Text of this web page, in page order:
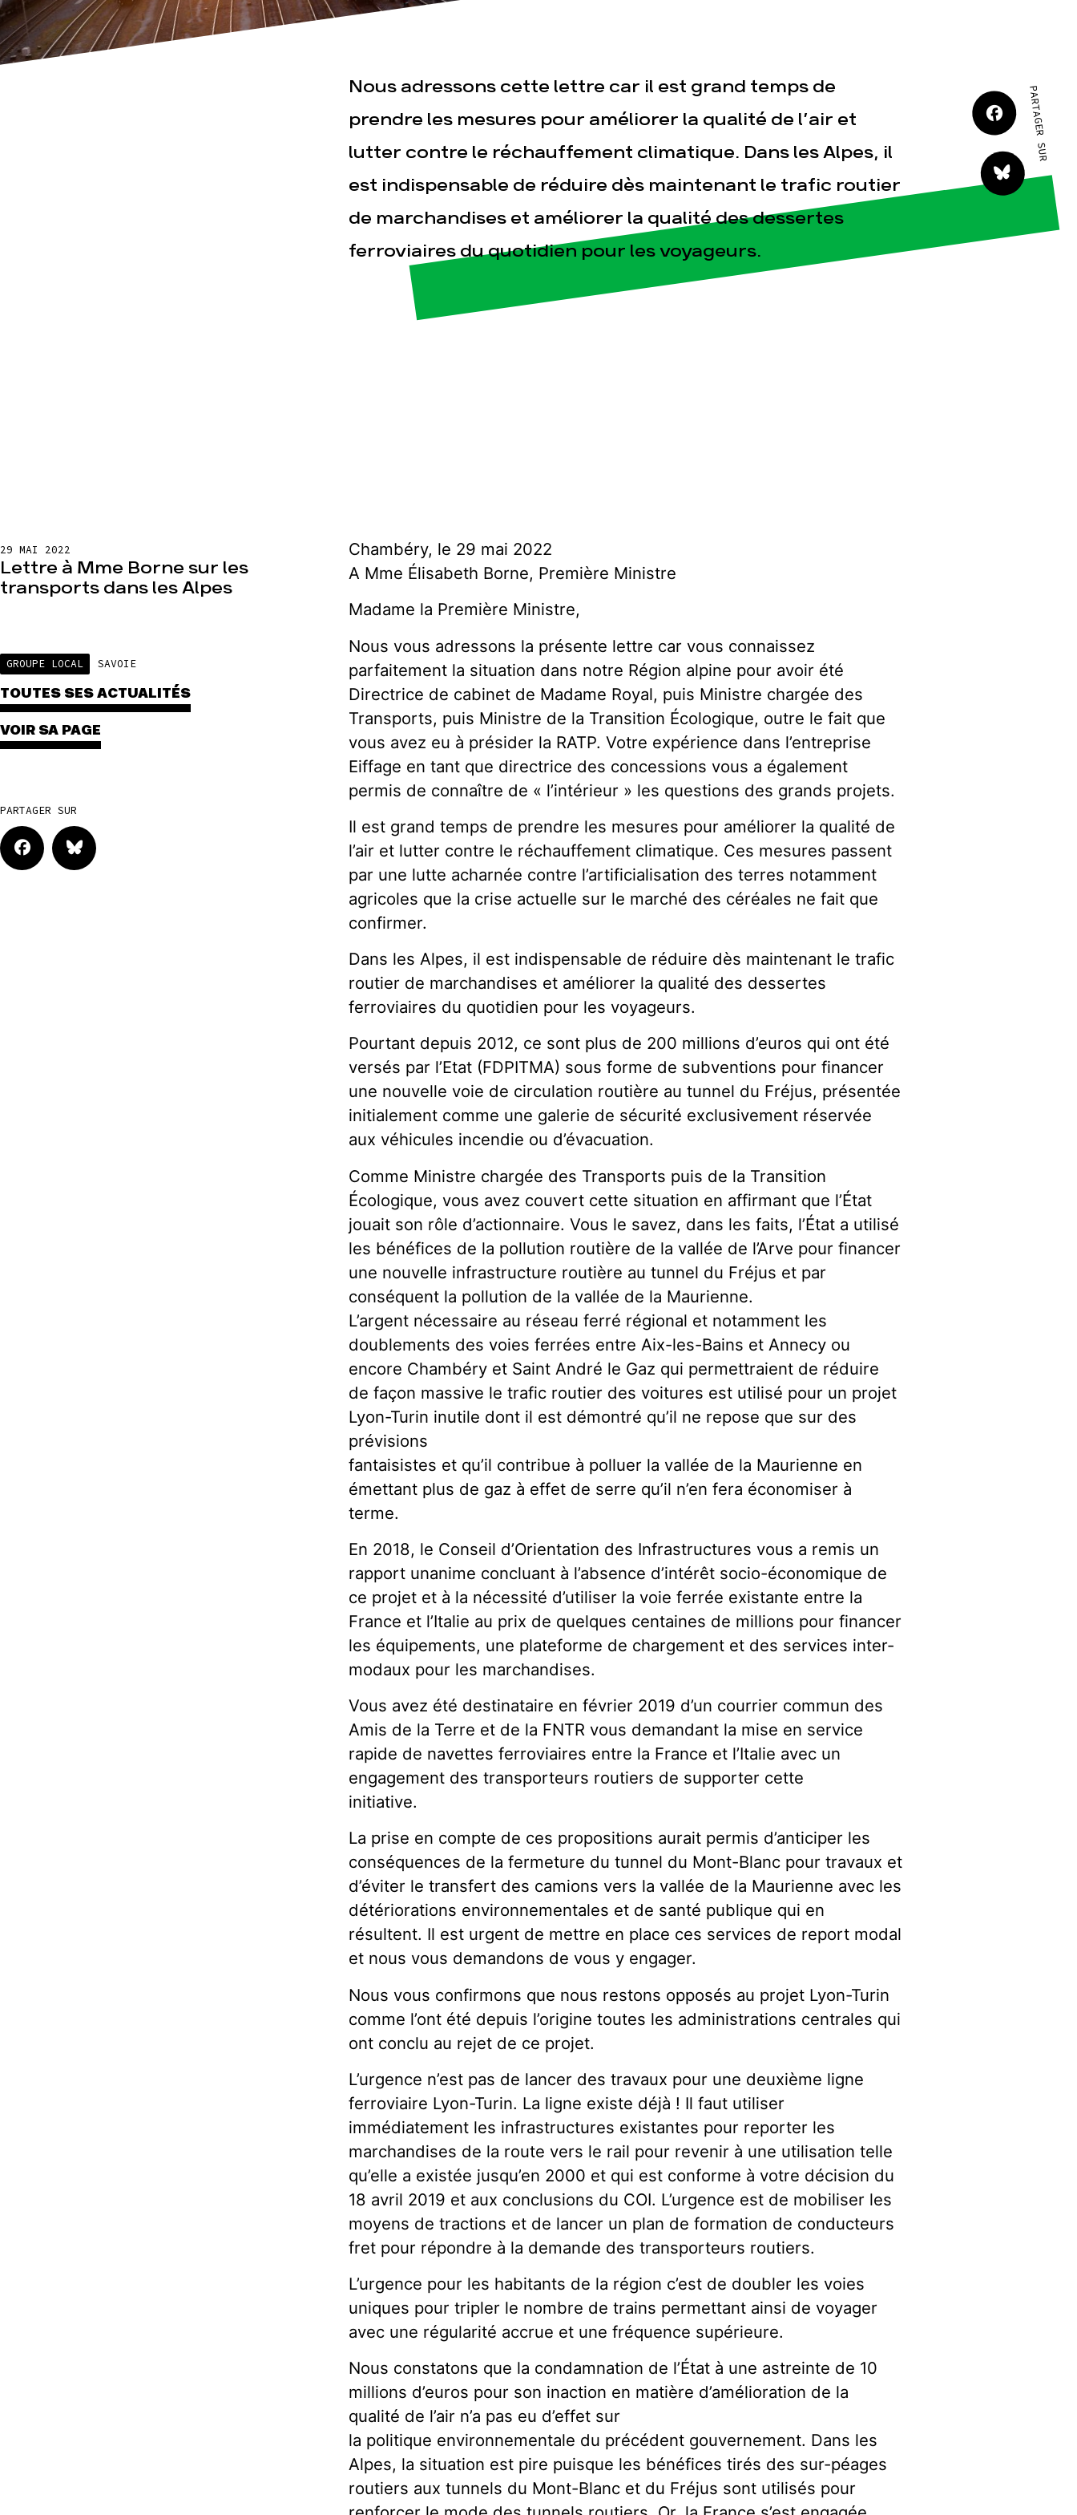
Espace presse Publications Contact
Nous adressons cette lettre car il est grand temps de
prendre les mesures pour améliorer la qualité de l’air et
lutter contre le réchauffement climatique. Dans les Alpes, il
est indispensable de réduire dès maintenant le trafic routier
de marchandises et améliorer la qualité des dessertes
ferroviaires du quotidien pour les voyageurs.
PARTAGER SUR
29 MAI 2022
Lettre à Mme Borne sur les
transports dans les Alpes
GROUPE LOCAL SAVOIE
TOUTES SES ACTUALITÉS
VOIR SA PAGE
PARTAGER SUR
Chambéry, le 29 mai 2022
A Mme Élisabeth Borne, Première Ministre
Madame la Première Ministre,
Nous vous adressons la présente lettre car vous connaissez
parfaitement la situation dans notre Région alpine pour avoir été
Directrice de cabinet de Madame Royal, puis Ministre chargée des
Transports, puis Ministre de la Transition Écologique, outre le fait que
vous avez eu à présider la RATP. Votre expérience dans l’entreprise
Eiffage en tant que directrice des concessions vous a également
permis de connaître de « l’intérieur » les questions des grands projets.
Il est grand temps de prendre les mesures pour améliorer la qualité de
l’air et lutter contre le réchauffement climatique. Ces mesures passent
par une lutte acharnée contre l’artificialisation des terres notamment
agricoles que la crise actuelle sur le marché des céréales ne fait que
confirmer.
Dans les Alpes, il est indispensable de réduire dès maintenant le trafic
routier de marchandises et améliorer la qualité des dessertes
ferroviaires du quotidien pour les voyageurs.
Pourtant depuis 2012, ce sont plus de 200 millions d’euros qui ont été
versés par l’Etat (FDPITMA) sous forme de subventions pour financer
une nouvelle voie de circulation routière au tunnel du Fréjus, présentée
initialement comme une galerie de sécurité exclusivement réservée
aux véhicules incendie ou d’évacuation.
Comme Ministre chargée des Transports puis de la Transition
Écologique, vous avez couvert cette situation en affirmant que l’État
jouait son rôle d’actionnaire. Vous le savez, dans les faits, l’État a utilisé
les bénéfices de la pollution routière de la vallée de l’Arve pour financer
une nouvelle infrastructure routière au tunnel du Fréjus et par
conséquent la pollution de la vallée de la Maurienne.
L’argent nécessaire au réseau ferré régional et notamment les
doublements des voies ferrées entre Aix-les-Bains et Annecy ou
encore Chambéry et Saint André le Gaz qui permettraient de réduire
de façon massive le trafic routier des voitures est utilisé pour un projet
Lyon-Turin inutile dont il est démontré qu’il ne repose que sur des
prévisions
fantaisistes et qu’il contribue à polluer la vallée de la Maurienne en
émettant plus de gaz à effet de serre qu’il n’en fera économiser à
terme.
En 2018, le Conseil d’Orientation des Infrastructures vous a remis un
rapport unanime concluant à l’absence d’intérêt socio-économique de
ce projet et à la nécessité d’utiliser la voie ferrée existante entre la
France et l’Italie au prix de quelques centaines de millions pour financer
les équipements, une plateforme de chargement et des services inter-
modaux pour les marchandises.
Vous avez été destinataire en février 2019 d’un courrier commun des
Amis de la Terre et de la FNTR vous demandant la mise en service
rapide de navettes ferroviaires entre la France et l’Italie avec un
engagement des transporteurs routiers de supporter cette
initiative.
La prise en compte de ces propositions aurait permis d’anticiper les
conséquences de la fermeture du tunnel du Mont-Blanc pour travaux et
d’éviter le transfert des camions vers la vallée de la Maurienne avec les
détériorations environnementales et de santé publique qui en
résultent. Il est urgent de mettre en place ces services de report modal
et nous vous demandons de vous y engager.
Nous vous confirmons que nous restons opposés au projet Lyon-Turin
comme l’ont été depuis l’origine toutes les administrations centrales qui
ont conclu au rejet de ce projet.
L’urgence n’est pas de lancer des travaux pour une deuxième ligne
ferroviaire Lyon-Turin. La ligne existe déjà ! Il faut utiliser
immédiatement les infrastructures existantes pour reporter les
marchandises de la route vers le rail pour revenir à une utilisation telle
qu’elle a existée jusqu’en 2000 et qui est conforme à votre décision du
18 avril 2019 et aux conclusions du COI. L’urgence est de mobiliser les
moyens de tractions et de lancer un plan de formation de conducteurs
fret pour répondre à la demande des transporteurs routiers.
L’urgence pour les habitants de la région c’est de doubler les voies
uniques pour tripler le nombre de trains permettant ainsi de voyager
avec une régularité accrue et une fréquence supérieure.
Nous constatons que la condamnation de l’État à une astreinte de 10
millions d’euros pour son inaction en matière d’amélioration de la
qualité de l’air n’a pas eu d’effet sur
la politique environnementale du précédent gouvernement. Dans les
Alpes, la situation est pire puisque les bénéfices tirés des sur-péages
routiers aux tunnels du Mont-Blanc et du Fréjus sont utilisés pour